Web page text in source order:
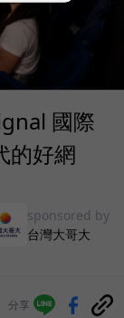
國際
的好網
sponsored by
台灣大哥大
分享